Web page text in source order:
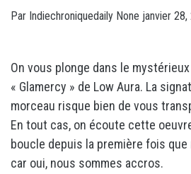
Par Indiechroniquedaily None janvier 28,
On vous plonge dans le
« Glamercy » de Low Aura. La
morceau risque bien de vous
En tout cas, on écoute cette
boucle depuis la première fois que
car oui, nous sommes accros.